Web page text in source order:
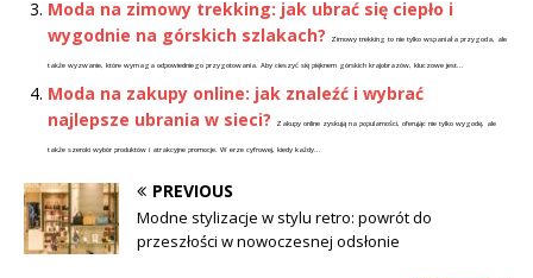
Moda na zimowy trekking: jak ubrać się ciepło i
wygodnie na górskich szlakach?
Zimowy trekking to nie tylko wspaniała przygoda, ale
także wyzwanie, które wymaga odpowiedniego przygotowania. Aby cieszyć się pięknem górskich krajobrazów, kluczowe jest...
Moda na zakupy online: jak znaleźć i wybrać
najlepsze ubrania w sieci?
Zakupy online zyskują na popularności, oferując nie tylko wygodę, ale
także szeroki wybór produktów i atrakcyjne promocje. W erze cyfrowej, kiedy każdy...
PREVIOUS
Modne stylizacje w stylu retro: powrót do
przeszłości w nowoczesnej odsłonie